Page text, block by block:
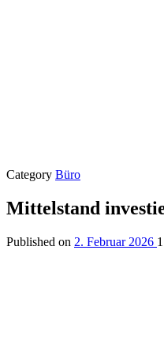
Category Büro
Mittelstand
Published on 2. Februar 2026